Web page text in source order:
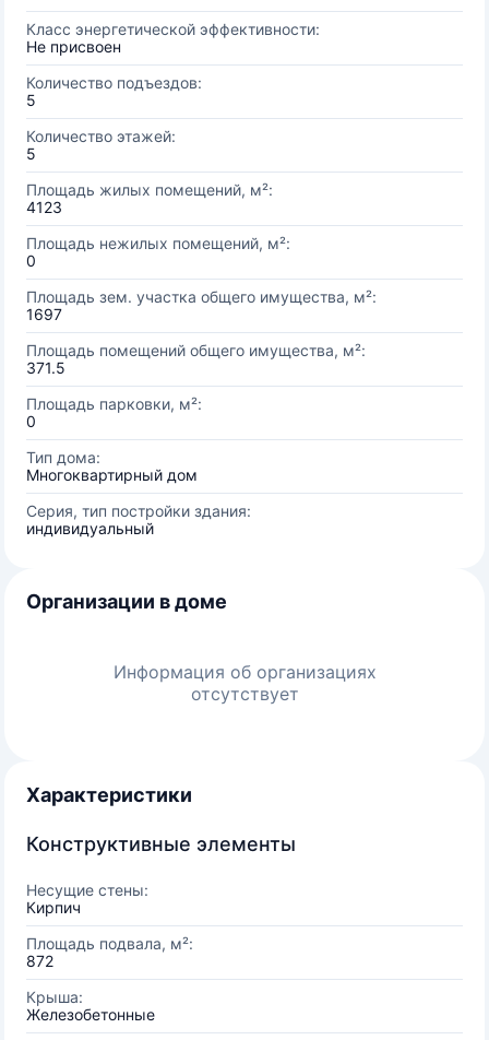
Класс энергетической эффективности:
Не присвоен
Количество подъездов:
5
Количество этажей:
5
Площадь жилых помещений, м²:
4123
Площадь нежилых помещений, м²:
0
Площадь зем. участка общего имущества, м²:
1697
Площадь помещений общего имущества, м²:
371.5
Площадь парковки, м²:
0
Тип дома:
Многоквартирный дом
Серия, тип постройки здания:
индивидуальный
Организации в доме
Информация об организациях
отсутствует
Характеристики
Конструктивные элементы
Несущие стены:
Кирпич
Площадь подвала, м²:
872
Крыша:
Железобетонные